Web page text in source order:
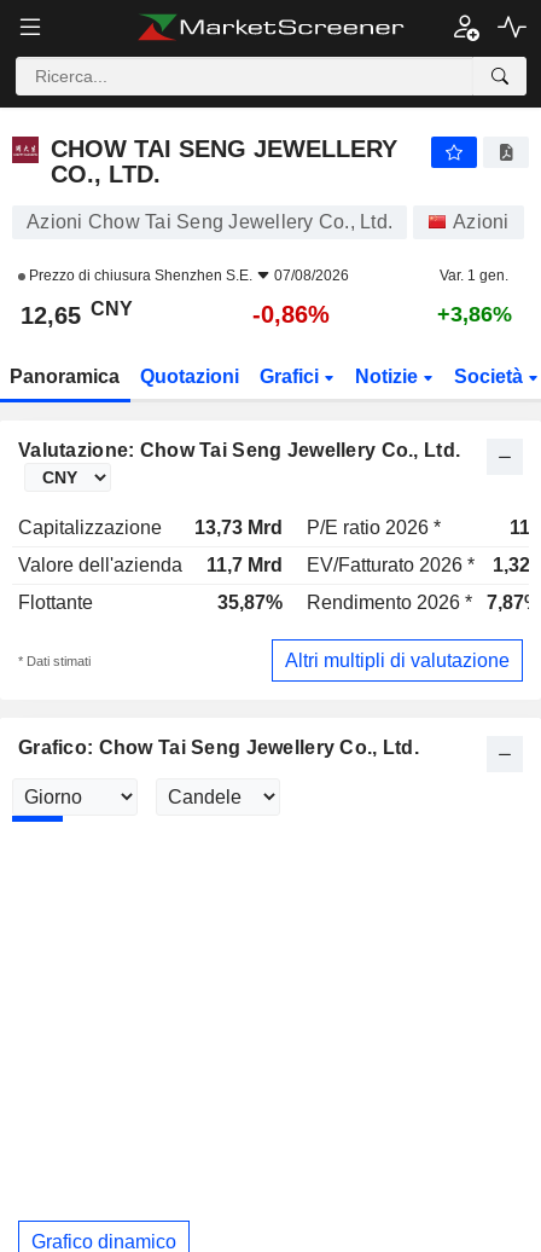
CHOW TAI SENG JEWELLERY
CO., LTD.
Azioni Chow Tai Seng Jewellery Co., Ltd. Azioni
Prezzo di chiusura Shenzhen S.E. 07/08/2026 Var. 1 gen.
12,65 CNY -0,86% +3,86%
Panoramica Quotazioni Grafici Notizie Società
Valutazione: Chow Tai Seng Jewellery Co., Ltd.
Capitalizzazione 13,73 Mrd P/E ratio 2026 *
11x
Valore dell'azienda
11,7 Mrd EV/Fatturato 2026 *
1,32x
Flottante
35,87% Rendimento 2026 * 7,87%
* Dati stimati Altri multipli di valutazione
Grafico: Chow Tai Seng Jewellery Co., Ltd.
Grafico dinamico